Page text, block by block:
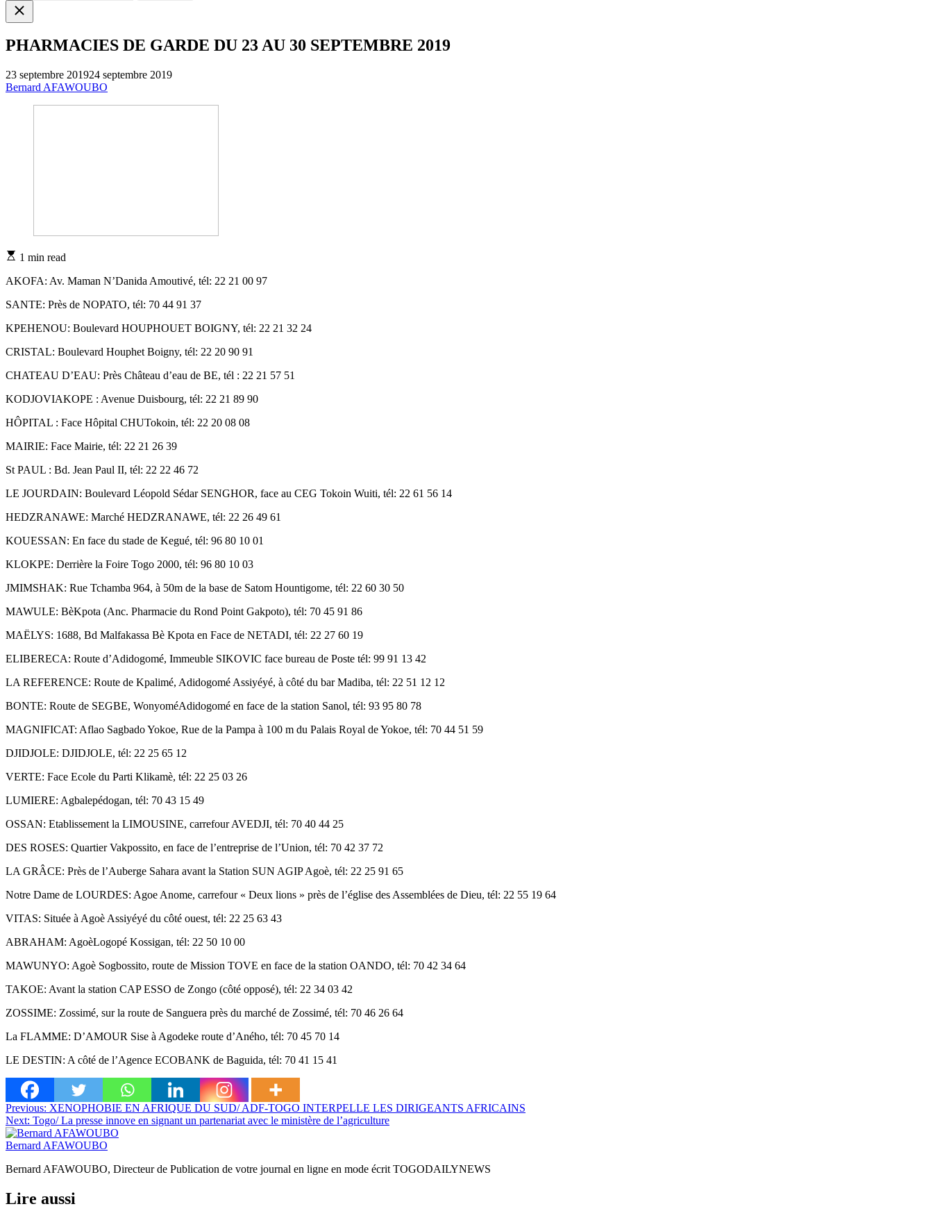
Close
search
PHARMACIES DE GARDE DU 23 AU 30 SEPTEMBRE 2019
23 septembre 201924 septembre 2019
Bernard AFAWOUBO
Estimated
time
1 min read
AKOFA: Av. Maman N’Danida Amoutivé, tél: 22 21 00 97
SANTE: Près de NOPATO, tél: 70 44 91 37
KPEHENOU: Boulevard HOUPHOUET BOIGNY, tél: 22 21 32 24
CRISTAL: Boulevard Houphet Boigny, tél: 22 20 90 91
CHATEAU D’EAU: Près Château d’eau de BE, tél : 22 21 57 51
KODJOVIAKOPE : Avenue Duisbourg, tél: 22 21 89 90
HÔPITAL : Face Hôpital CHUTokoin, tél: 22 20 08 08
MAIRIE: Face Mairie, tél: 22 21 26 39
St PAUL : Bd. Jean Paul II, tél: 22 22 46 72
LE JOURDAIN: Boulevard Léopold Sédar SENGHOR, face au CEG Tokoin Wuiti, tél: 22 61 56 14
HEDZRANAWE: Marché HEDZRANAWE, tél: 22 26 49 61
KOUESSAN: En face du stade de Kegué, tél: 96 80 10 01
KLOKPE: Derrière la Foire Togo 2000, tél: 96 80 10 03
JMIMSHAK: Rue Tchamba 964, à 50m de la base de Satom Hountigome, tél: 22 60 30 50
MAWULE: BèKpota (Anc. Pharmacie du Rond Point Gakpoto), tél: 70 45 91 86
MAËLYS: 1688, Bd Malfakassa Bè Kpota en Face de NETADI, tél: 22 27 60 19
ELIBERECA: Route d’Adidogomé, Immeuble SIKOVIC face bureau de Poste tél: 99 91 13 42
LA REFERENCE: Route de Kpalimé, Adidogomé Assiyéyé, à côté du bar Madiba, tél: 22 51 12 12
BONTE: Route de SEGBE, WonyoméAdidogomé en face de la station Sanol, tél: 93 95 80 78
MAGNIFICAT: Aflao Sagbado Yokoe, Rue de la Pampa à 100 m du Palais Royal de Yokoe, tél: 70 44 51 59
DJIDJOLE: DJIDJOLE, tél: 22 25 65 12
VERTE: Face Ecole du Parti Klikamè, tél: 22 25 03 26
LUMIERE: Agbalepédogan, tél: 70 43 15 49
OSSAN: Etablissement la LIMOUSINE, carrefour AVEDJI, tél: 70 40 44 25
DES ROSES: Quartier Vakpossito, en face de l’entreprise de l’Union, tél: 70 42 37 72
LA GRÂCE: Près de l’Auberge Sahara avant la Station SUN AGIP Agoè, tél: 22 25 91 65
Notre Dame de LOURDES: Agoe Anome, carrefour « Deux lions » près de l’église des Assemblées de Dieu, tél: 22 55 19 64
VITAS: Située à Agoè Assiyéyé du côté ouest, tél: 22 25 63 43
ABRAHAM: AgoèLogopé Kossigan, tél: 22 50 10 00
MAWUNYO: Agoè Sogbossito, route de Mission TOVE en face de la station OANDO, tél: 70 42 34 64
TAKOE: Avant la station CAP ESSO de Zongo (côté opposé), tél: 22 34 03 42
ZOSSIME: Zossimé, sur la route de Sanguera près du marché de Zossimé, tél: 70 46 26 64
La FLAMME: D’AMOUR Sise à Agodeke route d’Aného, tél: 70 45 70 14
LE DESTIN: A côté de l’Agence ECOBANK de Baguida, tél: 70 41 15 41
Navigation
de
l’article
Previous: XENOPHOBIE EN AFRIQUE DU SUD/ ADF-TOGO INTERPELLE LES DIRIGEANTS AFRICAINS
Next: Togo/ La presse innove en signant un partenariat avec le ministère de l’agriculture
Bernard AFAWOUBO
Bernard AFAWOUBO, Directeur de Publication de votre journal en ligne en mode écrit TOGODAILYNEWS
Lire aussi